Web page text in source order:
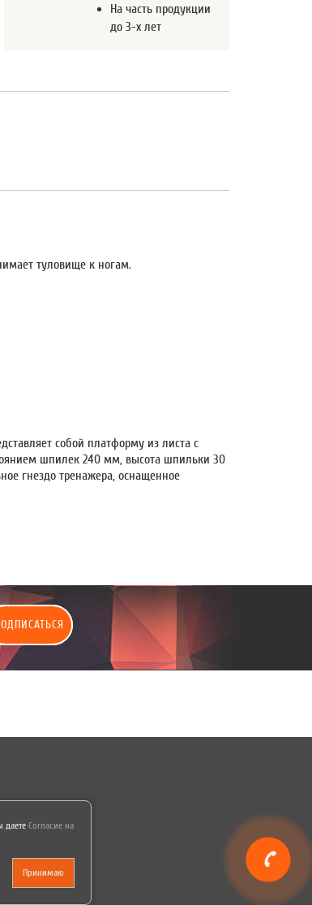
На часть продукции
до 3-х лет
туловище к ногам.
собой платформу из листа с
шпилек 240 мм, высота шпильки 30
гнездо тренажера, оснащенное
даете Согласие на
Принимаю